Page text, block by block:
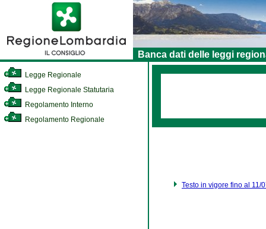
Banca dati delle leggi
Legge Regionale
Legge Regionale Statutaria
Regolamento Interno
Regolamento Regionale
Testo in vigore fino al 11/